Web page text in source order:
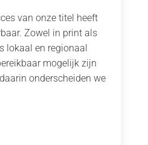
van onze titel heeft
Zowel in print als
lokaal en regionaal
mogelijk zijn
onderscheiden we